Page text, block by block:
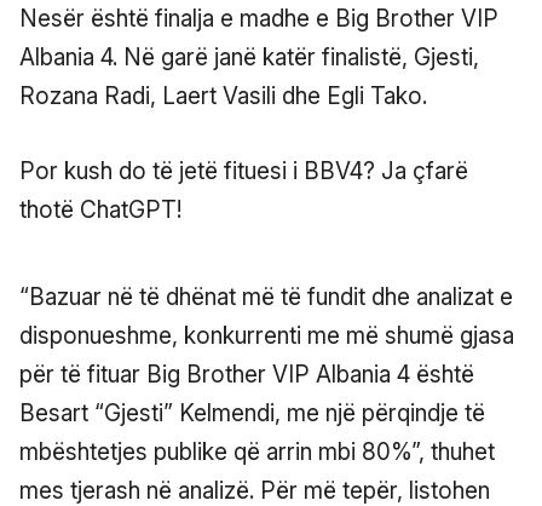
Nesër është finalja e madhe e Big Brother VIP
Albania 4. Në garë janë katër finalistë, Gjesti,
Rozana Radi, Laert Vasili dhe Egli Tako.
Por kush do të jetë fituesi i BBV4? Ja çfarë
thotë ChatGPT!
“Bazuar në të dhënat më të fundit dhe analizat e
disponueshme, konkurrenti me më shumë gjasa
për të fituar Big Brother VIP Albania 4 është
Besart “Gjesti” Kelmendi, me një përqindje të
mbështetjes publike që arrin mbi 80%”, thuhet
mes tjerash në analizë. Për më tepër, listohen